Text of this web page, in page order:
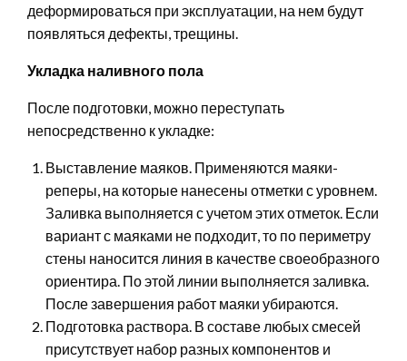
деформироваться при эксплуатации, на нем будут
появляться дефекты, трещины.
Укладка наливного пола
После подготовки, можно переступать
непосредственно к укладке:
Выставление маяков. Применяются маяки-
реперы, на которые нанесены отметки с уровнем.
Заливка выполняется с учетом этих отметок. Если
вариант с маяками не подходит, то по периметру
стены наносится линия в качестве своеобразного
ориентира. По этой линии выполняется заливка.
После завершения работ маяки убираются.
Подготовка раствора. В составе любых смесей
присутствует набор разных компонентов и